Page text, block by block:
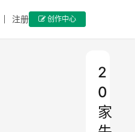
注册 创作中心
2
0
家